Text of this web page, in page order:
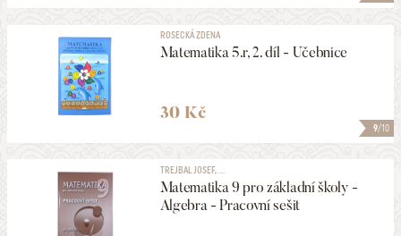
9/10
ROSECKÁ ZDENA
Matematika 5.r, 2. díl - Učebnice
30 Kč
TREJBAL JOSEF, ...
Matematika 9 pro základní školy -
Algebra - Pracovní sešit